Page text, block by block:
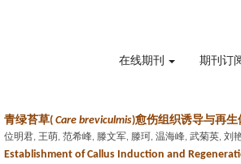
在线期刊 期刊订
青绿苔草( Care breviculmis)愈伤组织诱导与再
位明君, 王萌, 范希峰, 滕文军, 滕珂, 温海峰, 武菊英, 刘
Establishment of Callus Induction and